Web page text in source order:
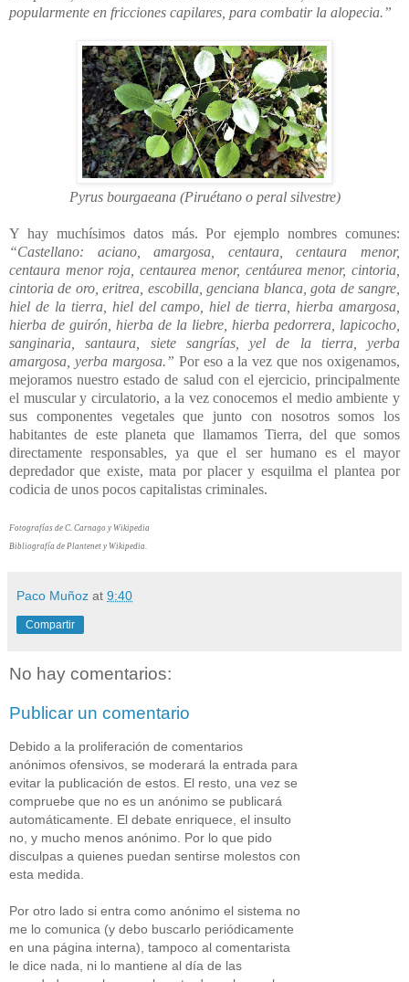
popularmente en fricciones capilares, para combatir la alopecia.”
Pyrus bourgaeana (Piruétano o peral silvestre)
Y hay muchísimos datos más. Por ejemplo nombres comunes:
“Castellano: aciano, amargosa, centaura, centaura menor,
centaura menor roja, centaurea menor, centáurea menor, cintoria,
cintoria de oro, eritrea, escobilla, genciana blanca, gota de sangre,
hiel de la tierra, hiel del campo, hiel de tierra, hierba amargosa,
hierba de guirón, hierba de la liebre, hierba pedorrera, lapicocho,
sanginaria, santaura, siete sangrías, yel de la tierra, yerba
amargosa, yerba margosa.” Por eso a la vez que nos oxigenamos,
mejoramos nuestro estado de salud con el ejercicio, principalmente
el muscular y circulatorio, a la vez conocemos el medio ambiente y
sus componentes vegetales que junto con nosotros somos los
habitantes de este planeta que llamamos Tierra, del que somos
directamente responsables, ya que el ser humano es el mayor
depredador que existe, mata por placer y esquilma el plantea por
codicia de unos pocos capitalistas criminales.
Fotografías de C. Carnago y Wikipedia
Bibliografía de Plantenet y Wikipedia.
Paco Muñoz at 9:40
Compartir
No hay comentarios:
Publicar un comentario
Debido a la proliferación de comentarios
anónimos ofensivos, se moderará la entrada para
evitar la publicación de estos. El resto, una vez se
compruebe que no es un anónimo se publicará
automáticamente. El debate enriquece, el insulto
no, y mucho menos anónimo. Por lo que pido
disculpas a quienes puedan sentirse molestos con
esta medida.
Por otro lado si entra como anónimo el sistema no
me lo comunica (y debo buscarlo periódicamente
en una página interna), tampoco al comentarista
le dice nada, ni lo mantiene al día de las